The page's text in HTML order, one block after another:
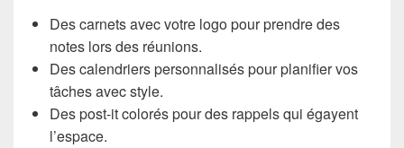
Des carnets avec votre logo pour prendre des
notes lors des réunions.
Des calendriers personnalisés pour planifier vos
tâches avec style.
Des post-it colorés pour des rappels qui égayent
l’espace.